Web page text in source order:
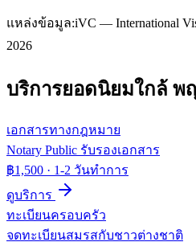
แหล่งข้อมูล:iVC — International
2026
บริการยอดนิยมใกล้ พ
เอกสารทางกฎหมาย
Notary Public รับรองเอกสาร
฿1,500 · 1-2 วันทำการ
ดูบริการ
ทะเบียนครอบครัว
จดทะเบียนสมรสกับชาวต่างชาติ